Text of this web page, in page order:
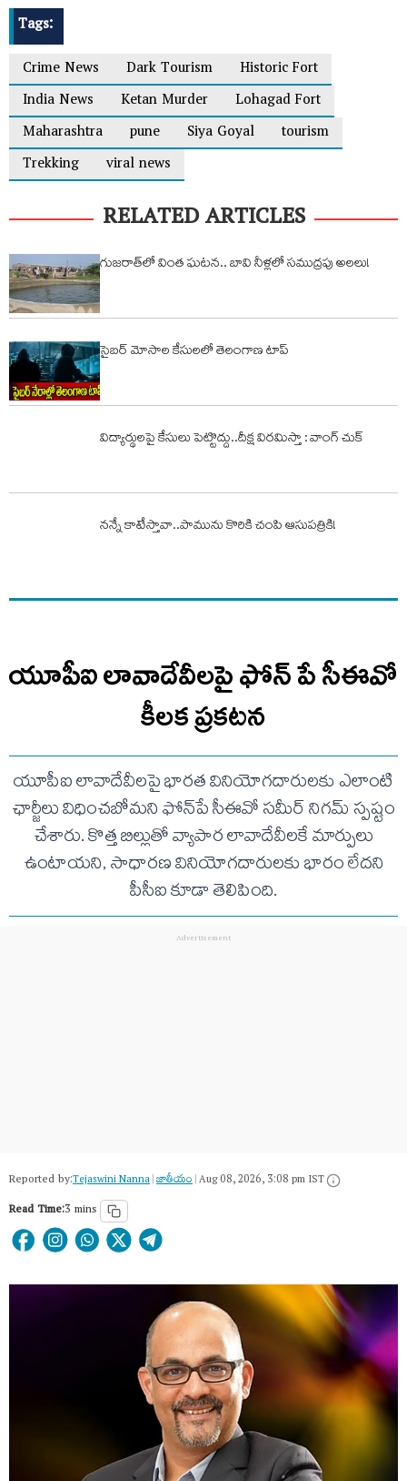
Tags:
Crime News
Dark Tourism
Historic Fort
India News
Ketan Murder
Lohagad Fort
Maharashtra
pune Siya Goyal
tourism
Trekking
viral news
RELATED ARTICLES
గుజరాత్‌లో వింత ఘటన.. బావి నీళ్లలో సముద్రపు అలలు!
సైబర్‌ మోసాల కేసులలో తెలంగాణ టాప్‌
విద్యార్థులపై కేసులు పెట్టొద్దు..దీక్ష విరమిస్తా : వాంగ్ చుక్
నన్నే కాటేస్తావా..పామును కొరికి చంపి ఆసుపత్రికి!
యూపీఐ లావాదేవీలపై ఫోన్ పే సీఈవో
కీలక ప్రకటన
యూపీఐ లావాదేవీలపై భారత వినియోగదారులకు ఎలాంటి
ఛార్జీలు విధించబోమని ఫోన్‌పే సీఈవో సమీర్ నిగమ్ స్పష్టం
చేశారు. కొత్త బిల్లుతో వ్యాపార లావాదేవీలకే మార్పులు
ఉంటాయని, సాధారణ వినియోగదారులకు భారం లేదని
పీసీఐ కూడా తెలిపింది.
Reported by:Tejaswini Nanna|జాతీయం|Aug 08, 2026, 3:08 pm IST
Read Time:3 mins